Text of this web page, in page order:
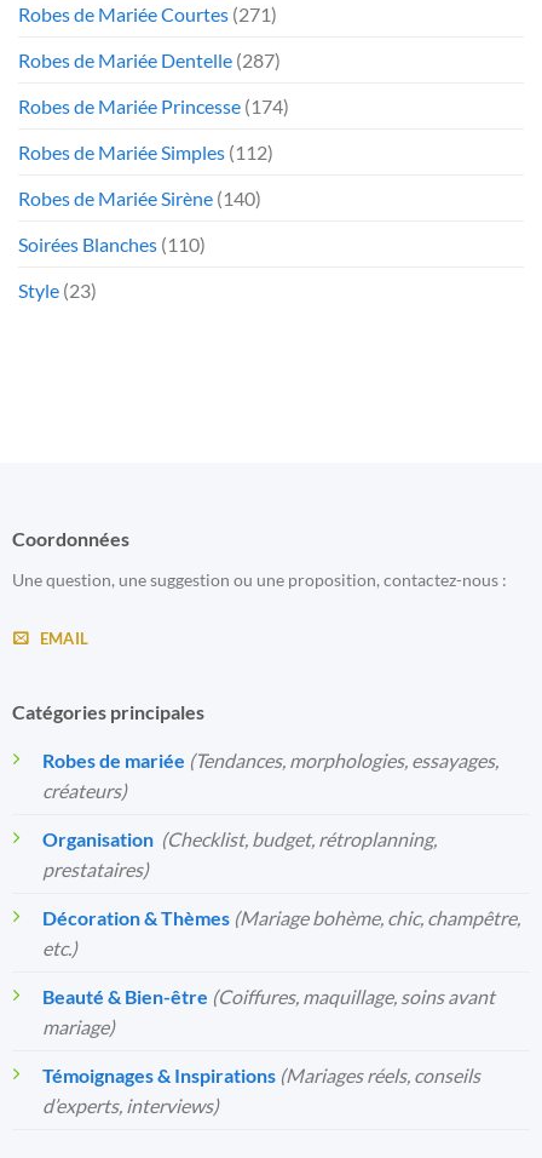
Robes de Mariée Courtes (271)
Robes de Mariée Dentelle (287)
Robes de Mariée Princesse (174)
Robes de Mariée Simples (112)
Robes de Mariée Sirène (140)
Soirées Blanches (110)
Style (23)
Coordonnées
Une question, une suggestion ou une proposition, contactez-nous :
EMAIL
Catégories principales
Robes de mariée (Tendances, morphologies, essayages,
créateurs)
Organisation️ (Checklist, budget, rétroplanning,
prestataires)
Décoration & Thèmes (Mariage bohème, chic, champêtre,
etc.)
Beauté & Bien-être (Coiffures, maquillage, soins avant
mariage)
Témoignages & Inspirations (Mariages réels, conseils
d’experts, interviews)